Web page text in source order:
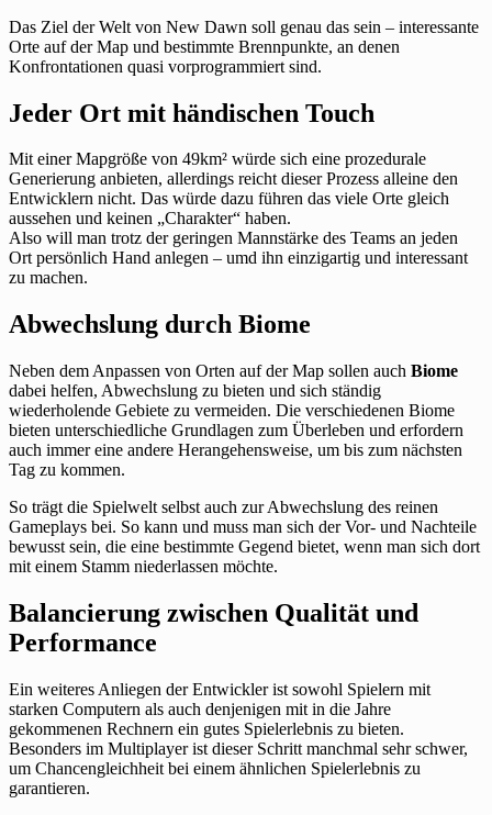
Das Ziel der Welt von New Dawn soll genau das sein – interessante
Orte auf der Map und bestimmte Brennpunkte, an denen
Konfrontationen quasi vorprogrammiert sind.
Jeder Ort mit händischen Touch
Mit einer Mapgröße von 49km² würde sich eine prozedurale
Generierung anbieten, allerdings reicht dieser Prozess alleine den
Entwicklern nicht. Das würde dazu führen das viele Orte gleich
aussehen und keinen „Charakter“ haben.
Also will man trotz der geringen Mannstärke des Teams an jeden
Ort persönlich Hand anlegen – umd ihn einzigartig und interessant
zu machen.
Abwechslung durch Biome
Neben dem Anpassen von Orten auf der Map sollen auch Biome
dabei helfen, Abwechslung zu bieten und sich ständig
wiederholende Gebiete zu vermeiden. Die verschiedenen Biome
bieten unterschiedliche Grundlagen zum Überleben und erfordern
auch immer eine andere Herangehensweise, um bis zum nächsten
Tag zu kommen.
So trägt die Spielwelt selbst auch zur Abwechslung des reinen
Gameplays bei. So kann und muss man sich der Vor- und Nachteile
bewusst sein, die eine bestimmte Gegend bietet, wenn man sich dort
mit einem Stamm niederlassen möchte.
Balancierung zwischen Qualität und
Performance
Ein weiteres Anliegen der Entwickler ist sowohl Spielern mit
starken Computern als auch denjenigen mit in die Jahre
gekommenen Rechnern ein gutes Spielerlebnis zu bieten.
Besonders im Multiplayer ist dieser Schritt manchmal sehr schwer,
um Chancengleichheit bei einem ähnlichen Spielerlebnis zu
garantieren.